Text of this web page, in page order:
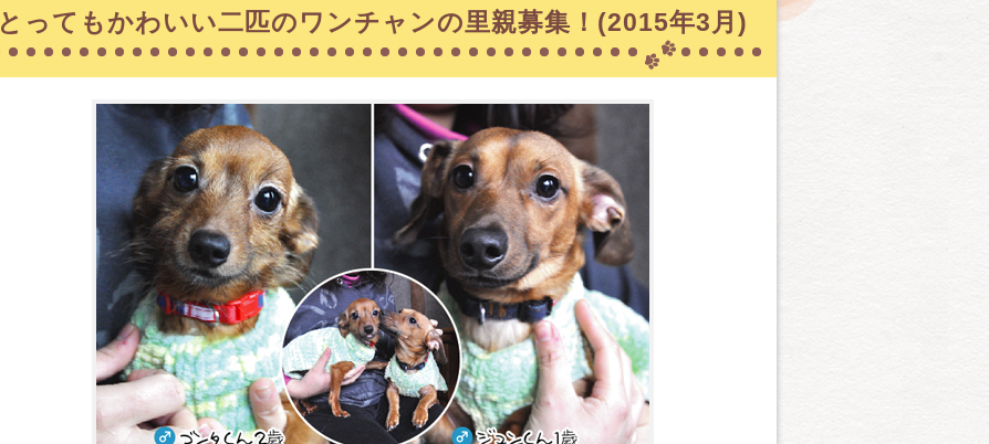
とってもかわいい二匹のワンチャンの里親募集！(2015年3月)